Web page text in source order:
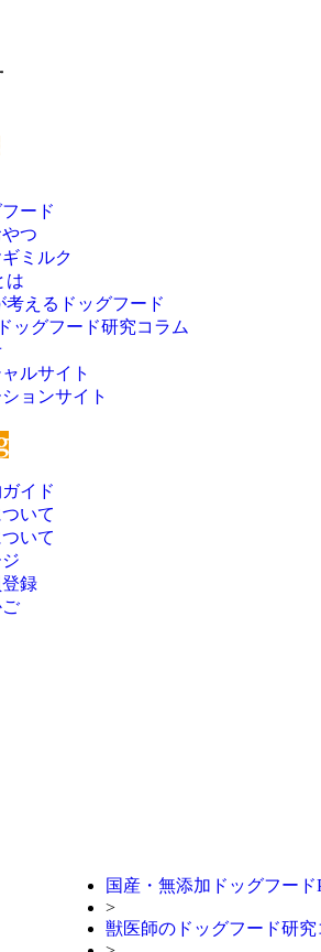
ード
つ
ミルク
は
考えるドッグフード
ッグフード研究コラム
ルサイト
ョンサイト
イド
いて
いて
登録
ご
国産・無添加ドッグフード
>
獣医師のドッグフード研究